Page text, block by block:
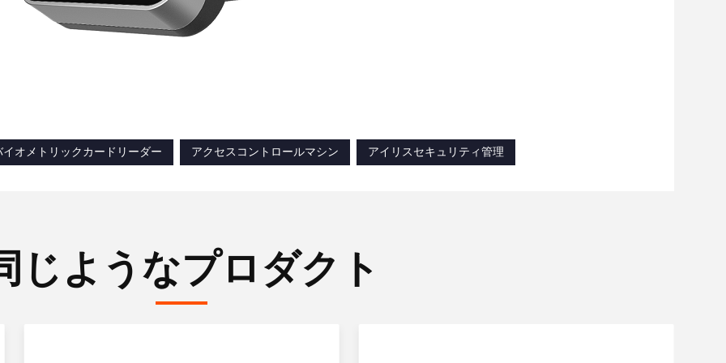
イオメトリックカードリーダー
アクセスコントロールマシン アイリスセキュリティ管理
じようなプロダクト